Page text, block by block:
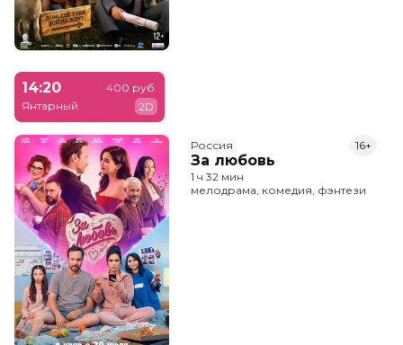
14:20
Янтарный
400 руб.
2D
Россия
За любовь
16+
1 ч 32 мин
мелодрама, комедия, фэнтези